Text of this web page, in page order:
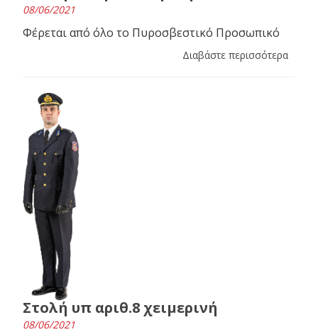
08/06/2021
Φέρεται από όλο το Πυροσβεστικό Προσωπικό
Διαβάστε περισσότερα
Στολή υπ αριθ.8 χειμερινή
08/06/2021